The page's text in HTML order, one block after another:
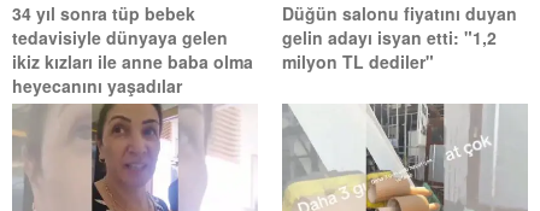
34 yıl sonra tüp bebek
tedavisiyle dünyaya gelen
ikiz kızları ile anne baba olma
heyecanını yaşadılar
Düğün salonu fiyatını duyan
gelin adayı isyan etti: "1,2
milyon TL dediler"